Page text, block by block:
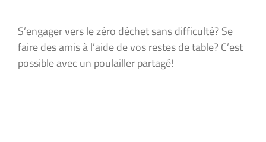
S’engager vers le zéro déchet sans difficulté? Se
faire des amis à l’aide de vos restes de table? C’est
possible avec un poulailler partagé!